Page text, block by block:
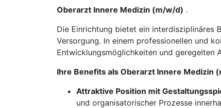
Oberarzt Innere Medizin (m/w/d) .
Die Einrichtung bietet ein interdisziplinäres
Versorgung. In einem professionellen und
Entwicklungsmöglichkeiten und geregelten
Ihre Benefits als Oberarzt Innere Medizin
Attraktive Position mit
und organisatorischer Prozesse